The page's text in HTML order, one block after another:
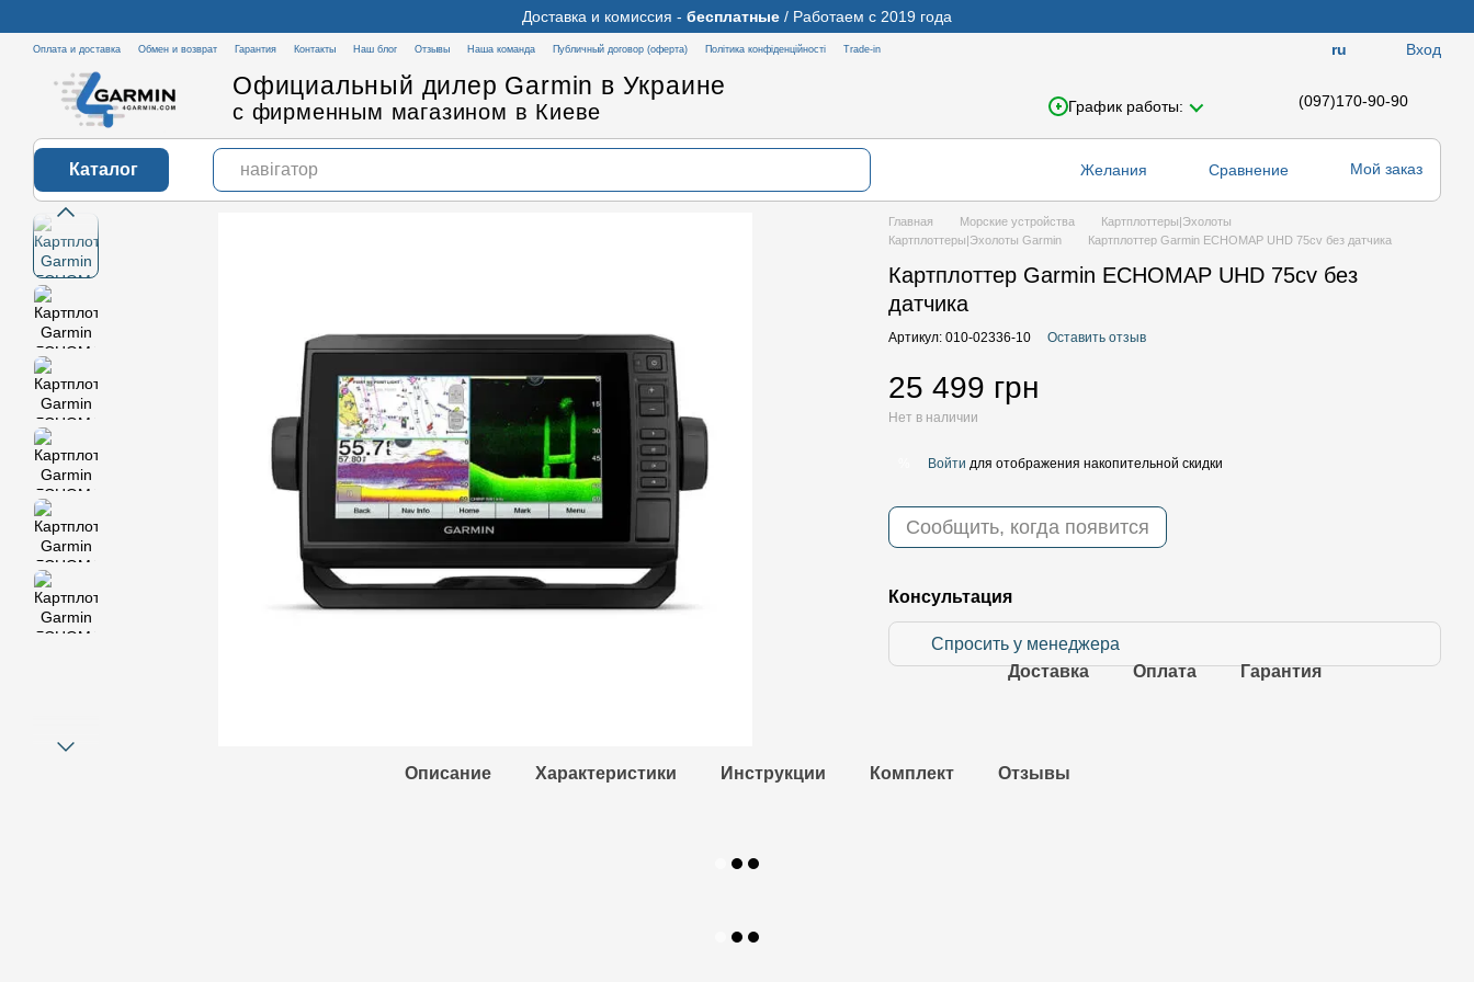
Доставка и комиссия - бесплатные / Работаем с 2019 года
Оплата и доставка Обмен и возврат Гарантия Контакты Наш блог Отзывы Наша команда Публичный договор (оферта) Політика конфіденційності Trade-in ru Вход
Официальный дилер Garmin в Украине
с фирменным магазином в Киеве График работы: (097)170-90-90
Каталог Желания Сравнение Мой заказ
Главная Морские устройства
Картплоттеры|Эхолоты
Картплоттеры|Эхолоты Garmin
Картплоттер Garmin ECHOMAP UHD 75cv без датчика
Картплоттер Garmin ECHOMAP UHD 75cv без
датчика
Артикул: 010-02336-10 Оставить отзыв
25 499 грн
Нет в наличии
Войти для отображения накопительной скидки
Сообщить, когда появится
Консультация
Спросить у менеджера
Доставка
Оплата Гарантия
Описание Характеристики Инструкции Комплект Отзывы